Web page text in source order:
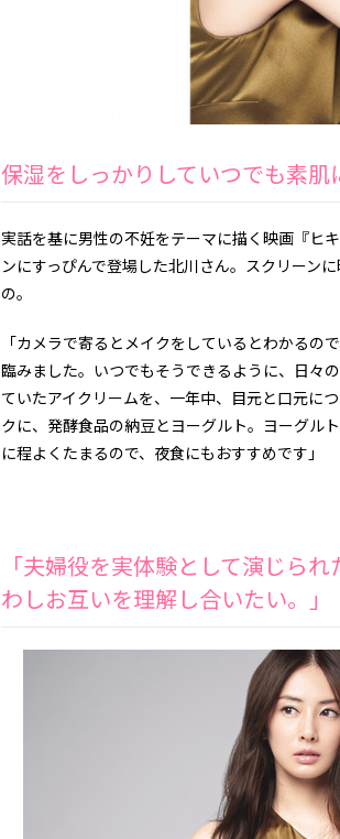
保湿をしっかりしていつでも素肌
実話を基に男性の不妊をテーマに描く映画『ヒ
ンにすっぴんで登場した北川さん。スクリーン
の。
「カメラで寄るとメイクをしているとわかるの
臨みました。いつでもそうできるように、日々
ていたアイクリームを、一年中、目元と口元に
クに、発酵食品の納豆とヨーグルト。ヨーグル
に程よくたまるので、夜食にもおすすめです」
「夫婦役を実体験として演じら
わしお互いを理解し合いたい。」